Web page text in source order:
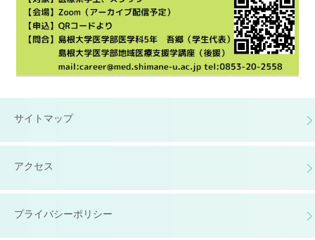
サイトマップ
アクセス
プライバシーポリシー